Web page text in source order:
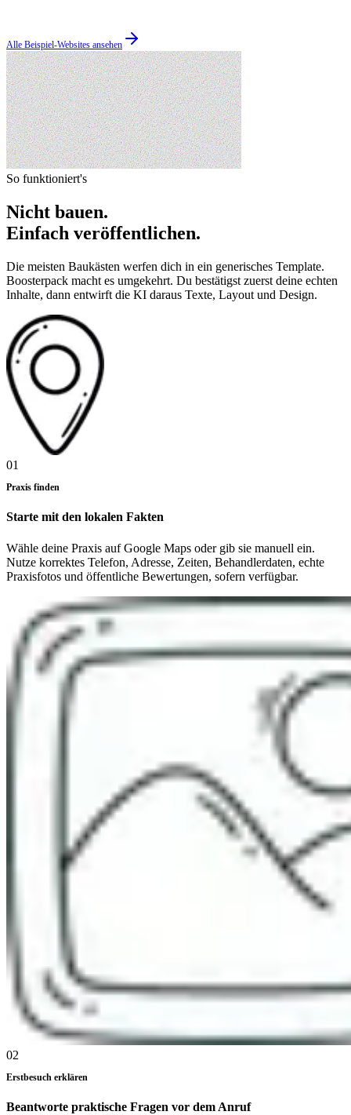
Alle Beispiel-Websites ansehen
So funktioniert's
Nicht bauen.
Einfach veröffentlichen.
Die meisten Baukästen werfen dich in ein generisches Template.
Boosterpack macht es umgekehrt. Du bestätigst zuerst deine echten
Inhalte, dann entwirft die KI daraus Texte, Layout und Design.
01
Praxis finden
Starte mit den lokalen Fakten
Wähle deine Praxis auf Google Maps oder gib sie manuell ein.
Nutze korrektes Telefon, Adresse, Zeiten, Behandlerdaten, echte
Praxisfotos und öffentliche Bewertungen, sofern verfügbar.
02
Erstbesuch erklären
Beantworte praktische Fragen vor dem Anruf